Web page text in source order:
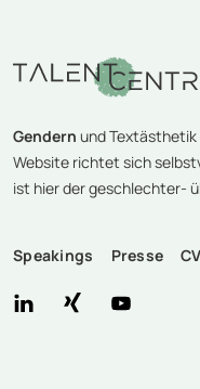
Gendern und Textästhetik
Website richtet sich
ist hier der geschlechter-
Speakings Presse